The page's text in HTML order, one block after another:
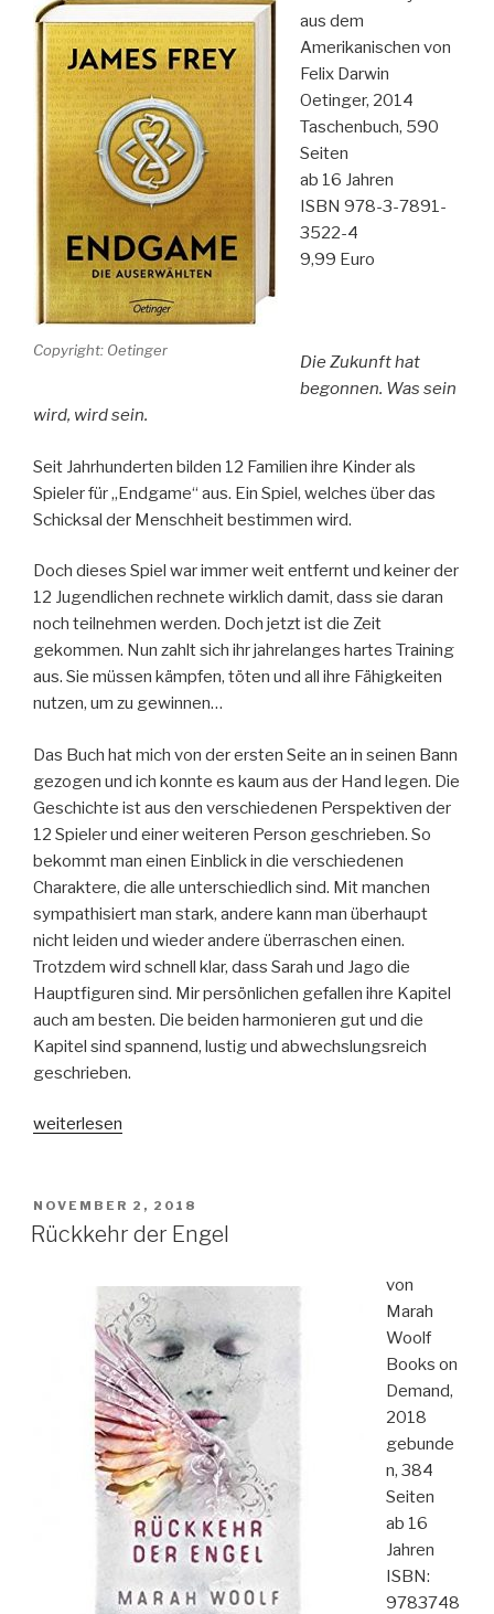
des
Lale
Sokolov“
Copyright: Oetinger
aus dem
Amerikanischen von
Felix Darwin
Oetinger, 2014
Taschenbuch, 590
Seiten
ab 16 Jahren
ISBN 978-3-7891-
3522-4
9,99 Euro
Die Zukunft hat
begonnen. Was sein
wird, wird sein.
Seit Jahrhunderten bilden 12 Familien ihre Kinder als
Spieler für „Endgame“ aus. Ein Spiel, welches über das
Schicksal der Menschheit bestimmen wird.
Doch dieses Spiel war immer weit entfernt und keiner der
12 Jugendlichen rechnete wirklich damit, dass sie daran
noch teilnehmen werden. Doch jetzt ist die Zeit
gekommen. Nun zahlt sich ihr jahrelanges hartes Training
aus. Sie müssen kämpfen, töten und all ihre Fähigkeiten
nutzen, um zu gewinnen…
Das Buch hat mich von der ersten Seite an in seinen Bann
gezogen und ich konnte es kaum aus der Hand legen. Die
Geschichte ist aus den verschiedenen Perspektiven der
12 Spieler und einer weiteren Person geschrieben. So
bekommt man einen Einblick in die verschiedenen
Charaktere, die alle unterschiedlich sind. Mit manchen
sympathisiert man stark, andere kann man überhaupt
nicht leiden und wieder andere überraschen einen.
Trotzdem wird schnell klar, dass Sarah und Jago die
Hauptfiguren sind. Mir persönlichen gefallen ihre Kapitel
auch am besten. Die beiden harmonieren gut und die
Kapitel sind spannend, lustig und abwechslungsreich
geschrieben.
„Endgame
–
Die
weiterlesen
VERÖFFENTLICHT
AM
NOVEMBER 2, 2018
Rückkehr der Engel
von
Marah
Woolf
Books on
Demand,
2018
gebunde
n, 384
Seiten
ab 16
Jahren
ISBN:
9783748